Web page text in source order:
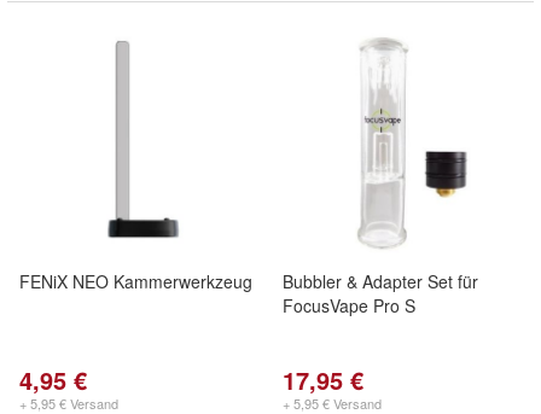
FENiX NEO Kammerwerkzeug
4,95 €
+ 5,95 € Versand
Bubbler & Adapter Set für
FocusVape Pro S
17,95 €
+ 5,95 € Versand